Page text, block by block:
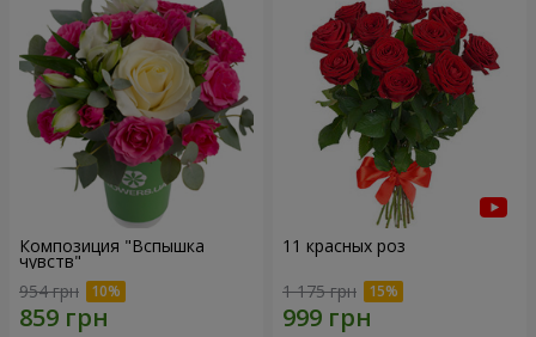
Композиция "Вспышка
чувств"
954 грн
11 красных роз
1 175 грн